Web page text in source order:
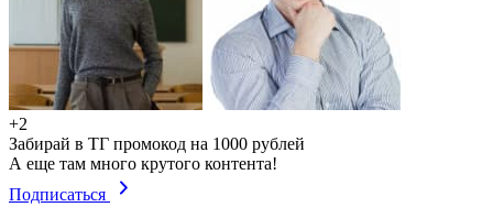
+2
Забирай в ТГ промокод на 1000 рублей
А еще там много крутого контента!
Подписаться